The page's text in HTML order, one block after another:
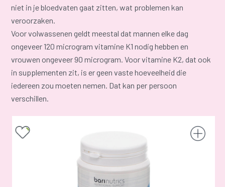
niet in je bloedvaten gaat zitten, wat problemen kan
veroorzaken.
Voor volwassenen geldt meestal dat mannen elke dag
ongeveer 120 microgram vitamine K1 nodig hebben en
vrouwen ongeveer 90 microgram. Voor vitamine K2, dat ook
in supplementen zit, is er geen vaste hoeveelheid die
iedereen zou moeten nemen. Dat kan per persoon
verschillen.